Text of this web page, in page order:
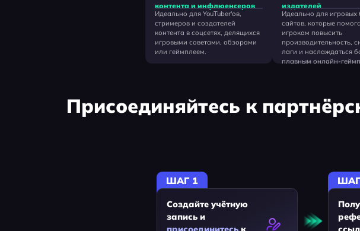
контента и инфлюенсеров
Идеально для YouTuber'ов,
стримеров и создателей
контента в соцсетях, делящихся
игровыми советами, обзорами
или геймплеем.
издателей
Идеально для игровых
сайтов, которые
игрокам повысить
производительность,
лаги и наслаждаться
плавным онлайн-
Присоединяйтесь к
ШАГ 1
Создайте учётную
запись и